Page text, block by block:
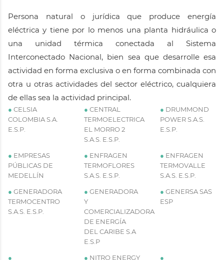
Persona natural o jurídica que produce energía
eléctrica y tiene por lo menos una planta hidráulica o
una unidad térmica conectada al Sistema
Interconectado Nacional, bien sea que desarrolle esa
actividad en forma exclusiva o en forma combinada con
otra u otras actividades del sector eléctrico, cualquiera
de ellas sea la actividad principal.
● CELSIA
COLOMBIA S.A.
E.S.P.
● CENTRAL
TERMOELECTRICA
EL MORRO 2
S.A.S. E.S.P.
● DRUMMOND
POWER S.A.S.
E.S.P.
● EMPRESAS
PÚBLICAS DE
MEDELLÍN
● ENFRAGEN
TERMOFLORES
S.A.S. E.S.P.
● ENFRAGEN
TERMOVALLE
S.A.S. E.S.P.
● GENERADORA
TERMOCENTRO
S.A.S. E.S.P.
● GENERADORA
Y
COMERCIALIZADORA
DE ENERGÍA
DEL CARIBE S.A
E.S.P
● GENERSA SAS
ESP
●
● NITRO ENERGY
●